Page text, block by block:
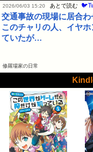
2026/06/03 15:20 あとで読む
交通事故の現場に居合わ
このチャリの人、イヤ
ていたが…
修羅場家の日常